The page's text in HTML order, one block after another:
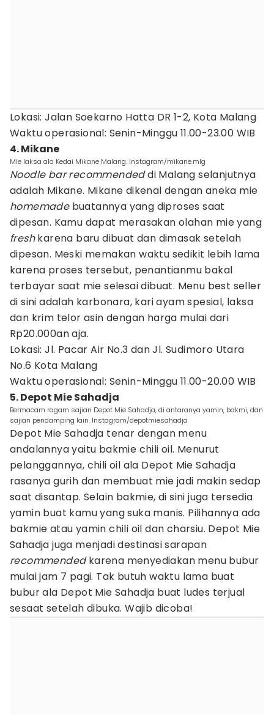
Lokasi: Jalan Soekarno Hatta DR 1-2, Kota Malang
Waktu operasional: Senin-Minggu 11.00-23.00 WIB
4. Mikane
Mie laksa ala Kedai Mikane Malang. Instagram/mikane.mlg
Noodle bar recommendeddi Malang selanjutnya
adalah Mikane. Mikane dikenal dengan aneka mie
homemadebuatannya yang diproses saat
dipesan. Kamu dapat merasakan olahan mie yang
freshkarena baru dibuat dan dimasak setelah
dipesan. Meski memakan waktu sedikit lebih lama
karena proses tersebut, penantianmu bakal
terbayar saat mie selesai dibuat. Menu best seller
di sini adalah karbonara, kari ayam spesial, laksa
dan krim telor asin dengan harga mulai dari
Rp20.000an aja.
Lokasi: Jl. Pacar Air No.3 dan Jl. Sudimoro Utara
No.6 Kota Malang
Waktu operasional: Senin-Minggu 11.00-20.00 WIB
5. Depot Mie Sahadja
Bermacam ragam sajian Depot Mie Sahadja, di antaranya yamin, bakmi, dan
sajian pendamping lain. Instagram/depotmiesahadja
Depot Mie Sahadja tenar dengan menu
andalannya yaitu bakmie chili oil. Menurut
pelanggannya, chili oil ala Depot Mie Sahadja
rasanya gurih dan membuat mie jadi makin sedap
saat disantap. Selain bakmie, di sini juga tersedia
yamin buat kamu yang suka manis. Pilihannya ada
bakmie atau yamin chili oil dan charsiu. Depot Mie
Sahadja juga menjadi destinasi sarapan
recommendedkarena menyediakan menu bubur
mulai jam 7 pagi. Tak butuh waktu lama buat
bubur ala Depot Mie Sahadja buat ludes terjual
sesaat setelah dibuka. Wajib dicoba!